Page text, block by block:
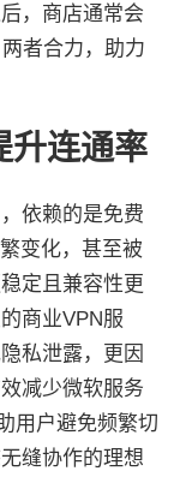
，商店通常会
者合力，助力
升连通率
依赖的是免费
变化，甚至被
定且兼容性更
商业VPN服
私泄露，更因
减少微软服务
用户避免频繁切
缝协作的理想